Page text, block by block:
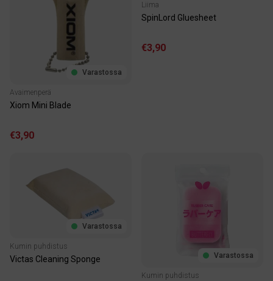
Varastossa
Avaimenperä
Xiom Mini Blade
€3,90
Liima
SpinLord Gluesheet
€3,90
Varastossa
Kumin puhdistus
Victas Cleaning Sponge Varastossa
Kumin puhdistus